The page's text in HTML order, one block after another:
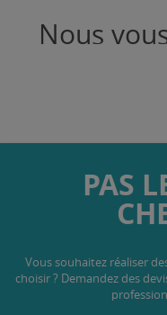
Nous
PAS
Vous souhaitez réaliser
choisir ? Demandez des